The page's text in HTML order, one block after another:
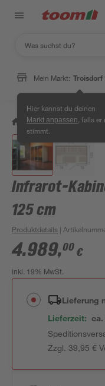
Mein Markt: Troisdorf
Hier kannst du deinen
Markt anpassen , falls
stimmt.
/ Bad & Sanitär /
Infrarot-
125 cm
Produktdetails |
4.989,00 €
inkl. 19% MwSt.
Lieferung
Lieferzeit: ca.
Zzgl. 39,95 €